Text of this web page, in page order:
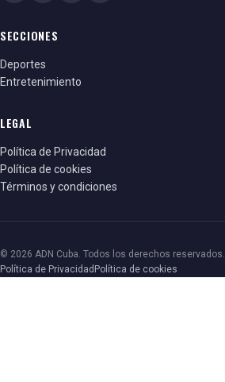
SECCIONES
Deportes
Entretenimiento
LEGAL
Política de Privacidad
Política de cookies
Términos y condiciones
© 2026 ADN Cuba. Todos los derechos reservados.
Política de Privacidad Política de cookies